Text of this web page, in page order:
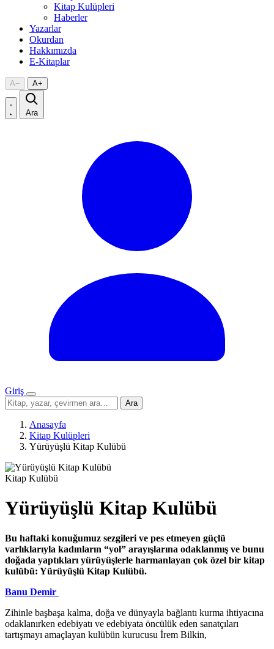
Kitap Kulüpleri
Haberler
Yazarlar
Okurdan
Hakkımızda
E-Kitaplar
A− A+
Ara
Giriş
Menü
Sitede
ara
Ara
Anasayfa
Kitap Kulüpleri
Yürüyüşlü Kitap Kulübü
Kitap Kulübü
Yürüyüşlü Kitap Kulübü
Bu haftaki konuğumuz sezgileri ve pes etmeyen güçlü
varlıklarıyla kadınların “yol” arayışlarına odaklanmış ve bunu
doğada yaptıkları yürüyüşlerle harmanlayan çok özel bir kitap
kulübü: Yürüyüşlü Kitap Kulübü.
Banu Demir
Zihinle başbaşa kalma, doğa ve dünyayla bağlantı kurma ihtiyacına
odaklanırken edebiyatı ve edebiyata öncülük eden sanatçıları
tartışmayı amaçlayan kulübün kurucusu İrem Bilkin,